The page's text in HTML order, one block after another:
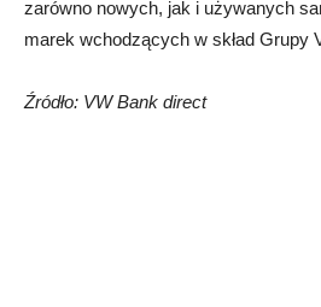
zarówno nowych, jak i używanych
marek wchodzących w skład Grupy
Źródło: VW Bank direct